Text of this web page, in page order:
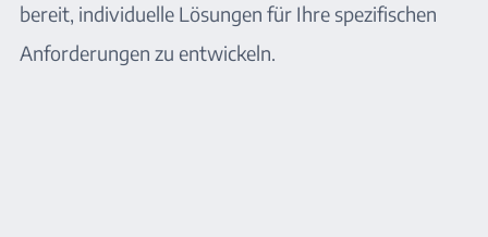
bereit, individuelle Lösungen für Ihre spezifischen
Anforderungen zu entwickeln.